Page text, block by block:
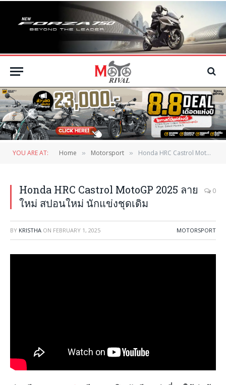
YOU ARE AT: Home » Motorsport » Honda HRC Castrol MotoGP 2025 ลายใหม่ สปอนใหม่ นักแข่งชุดเดิม
Honda HRC Castrol MotoGP 2025 ลาย
ใหม่ สปอนใหม่ นักแข่งชุดเดิม
0
BY KRISTHA ON FEBRUARY 1, 2025 MOTORSPORT